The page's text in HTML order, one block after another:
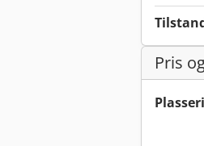
Pris